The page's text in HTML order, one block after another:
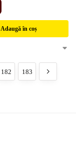
Adaugă în coș
182 183